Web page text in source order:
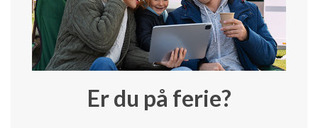
Er du på ferie?